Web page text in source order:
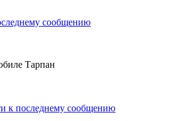
сообщению
Тарпан
к последнему сообщению